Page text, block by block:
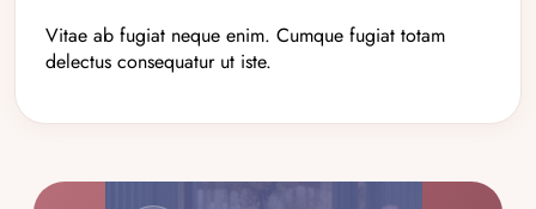
Vitae ab fugiat neque enim. Cumque fugiat totam
delectus consequatur ut iste.